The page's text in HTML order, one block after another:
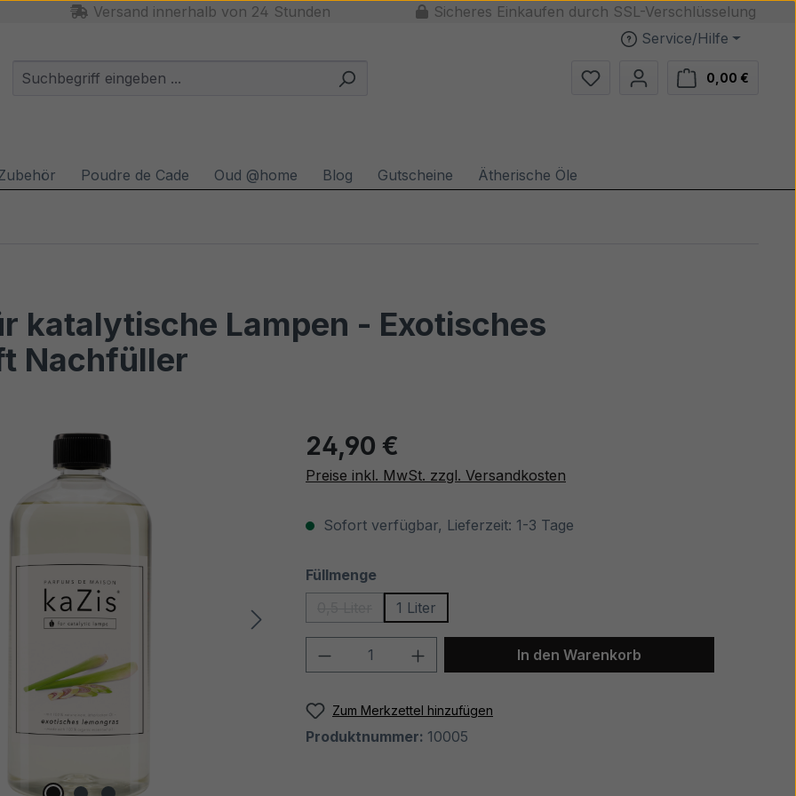
Versand innerhalb von 24 Stunden
Sicheres Einkaufen durch SSL-Verschlüsselung
Service/Hilfe
Du hast 0 Produkte auf dem
0,00 €
Poudre de Cade Oud @home Blog Gutscheine Ätherische Öle
katalytische Lampen - Exotisches
Nachfüller
Regulärer Preis:
24,90 €
Preise inkl. MwSt. zzgl. Versandkosten
Sofort verfügbar, Lieferzeit: 1-3 Tage
Füllmengeauswählen
(Diese Option ist zurzeit nicht verfügbar.)
1 Liter
Produkt Anzahl: Gib den gewünschten Wert
In den Warenkorb
Zum Merkzettel hinzufügen
Produktnummer: 10005